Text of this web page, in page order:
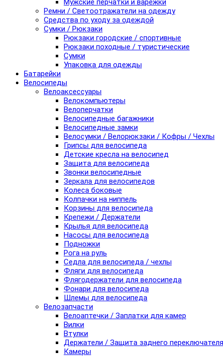
Мужские перчатки и варежки
Ремни / Светоотражатели на одежду
Средства по уходу за одеждой
Сумки / Рюкзаки
Рюкзаки городские / спортивные
Рюкзаки походные / туристические
Сумки
Упаковка для одежды
Батарейки
Велосипеды
Велоаксессуары
Велокомпьютеры
Велоперчатки
Велосипедные багажники
Велосипедные замки
Велосумки / Велорюкзаки / Кофры / Чехлы
Грипсы для велосипеда
Детские кресла на велосипед
Защита для велосипеда
Звонки велосипедные
Зеркала для велосипедов
Колеса боковые
Колпачки на ниппель
Корзины для велосипеда
Крепежи / Держатели
Крылья для велосипеда
Насосы для велосипеда
Подножки
Рога на руль
Седла для велосипеда / чехлы
Фляги для велосипеда
Флягодержатели для велосипеда
Фонари для велосипеда
Шлемы для велосипеда
Велозапчасти
Велоаптечки / Заплатки для камер
Вилки
Втулки
Держатели / Защита заднего переключателя
Камеры